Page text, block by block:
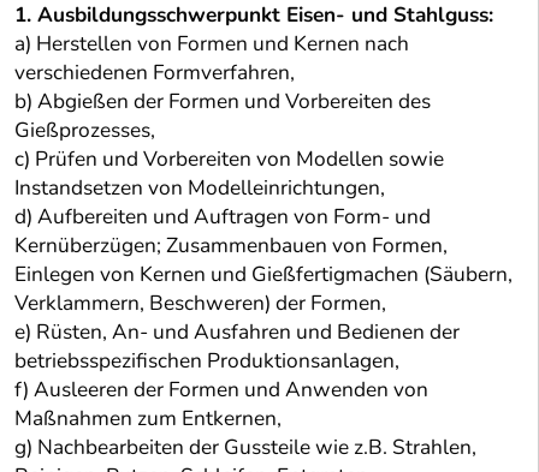
1. Ausbildungsschwerpunkt Eisen- und Stahlguss:
a) Herstellen von Formen und Kernen nach
verschiedenen Formverfahren,
b) Abgießen der Formen und Vorbereiten des
Gießprozesses,
c) Prüfen und Vorbereiten von Modellen sowie
Instandsetzen von Modelleinrichtungen,
d) Aufbereiten und Auftragen von Form- und
Kernüberzügen; Zusammenbauen von Formen,
Einlegen von Kernen und Gießfertigmachen (Säubern,
Verklammern, Beschweren) der Formen,
e) Rüsten, An- und Ausfahren und Bedienen der
betriebsspezifischen Produktionsanlagen,
f) Ausleeren der Formen und Anwenden von
Maßnahmen zum Entkernen,
g) Nachbearbeiten der Gussteile wie z.B. Strahlen,